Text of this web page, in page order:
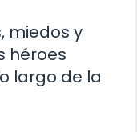
miedos y
héroes
largo de la